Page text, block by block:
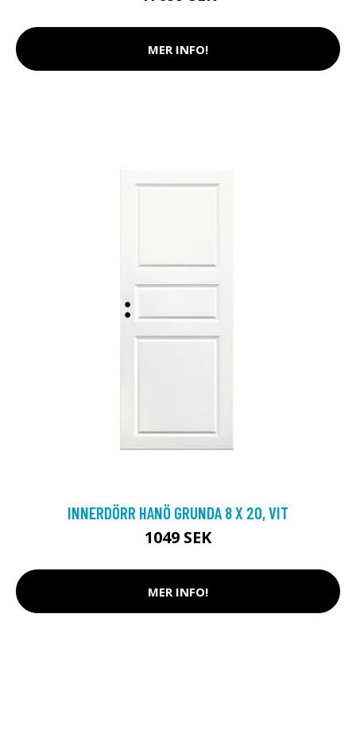
MER INFO!
INNERDÖRR HANÖ GRUNDA 8 X 20, VIT
1049 SEK
MER INFO!